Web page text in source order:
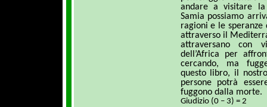
andare a visitare
Samia possiamo
ragioni e le
attraverso il
attraversano con
dell’Africa per
cercando, ma
questo libro, il
persone potrà
fuggono dalla morte.
Giudizio (0 – 3) = 2